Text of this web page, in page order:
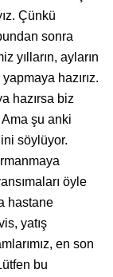
Çünkü
sonra
yılların, ayların
hazırız.
hazırsa biz
şu anki
söylüyor.
öyle
hastane
yatış
en son
bu